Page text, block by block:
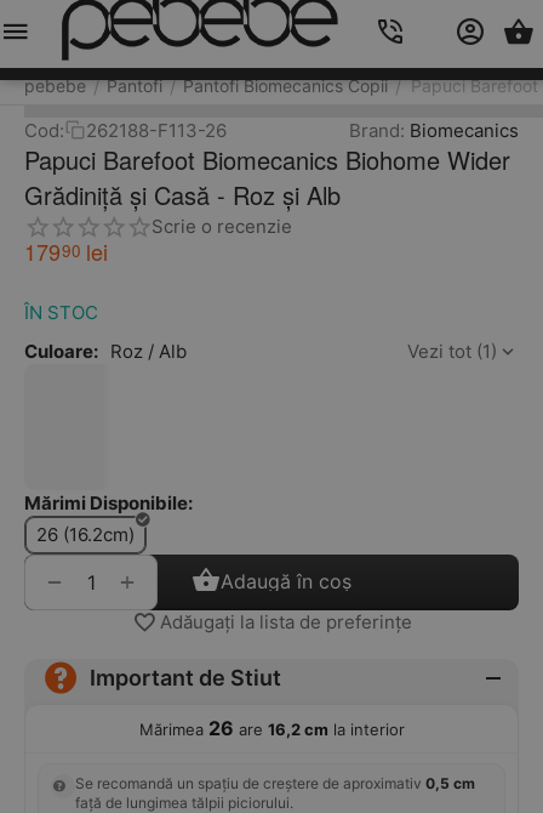
pebebe / Pantofi / Pantofi Biomecanics Copii / Papuci Barefoot
Cod: 262188-F113-26 Brand: Biomecanics
Papuci Barefoot Biomecanics Biohome Wider
Grădiniță și Casă - Roz și Alb
Scrie o recenzie
17990 lei
ÎN STOC
Culoare: Roz / Alb Vezi tot (1)
Mărimi Disponibile:
26 (16.2cm)
+
− Adaugă în coș
Adăugați la lista de preferințe
Important de Stiut
Mărimea 26 are 16,2 cm la interior
Se recomandă un spațiu de creștere de aproximativ 0,5 cm
față de lungimea tălpii piciorului.
Meniu Caută Cos